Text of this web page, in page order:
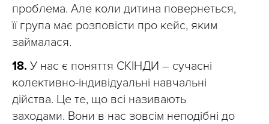
проблема. Але коли дитина повернеться,
її група має розповісти про кейс, яким
займалася.
18. У нас є поняття СКІНДИ – сучасні
колективно-індивідуальні навчальні
дійства. Це те, що всі називають
заходами. Вони в нас зовсім неподібні до